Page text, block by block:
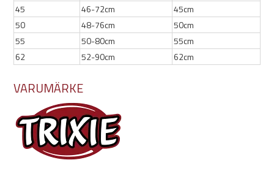
Egenskaper:
Svart
Slitstarkt polyester med fleecefoder
Vattentätt, vindtätt och andas
Värmeförseglade sömmar
Dragkedja för sele
Passform för rörelsefrihet
Reflekterande detaljer
Justerbara dragskor i nacke och rygg
45
46-72cm
45cm
50
48-76cm
50cm
55
50-80cm
55cm
62
52-90cm 62cm
VARUMÄRKE